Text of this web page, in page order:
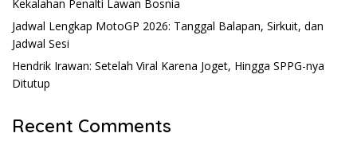
Kekalahan Penalti Lawan Bosnia
Jadwal Lengkap MotoGP 2026: Tanggal Balapan, Sirkuit, dan
Jadwal Sesi
Hendrik Irawan: Setelah Viral Karena Joget, Hingga SPPG-nya
Ditutup
Recent Comments